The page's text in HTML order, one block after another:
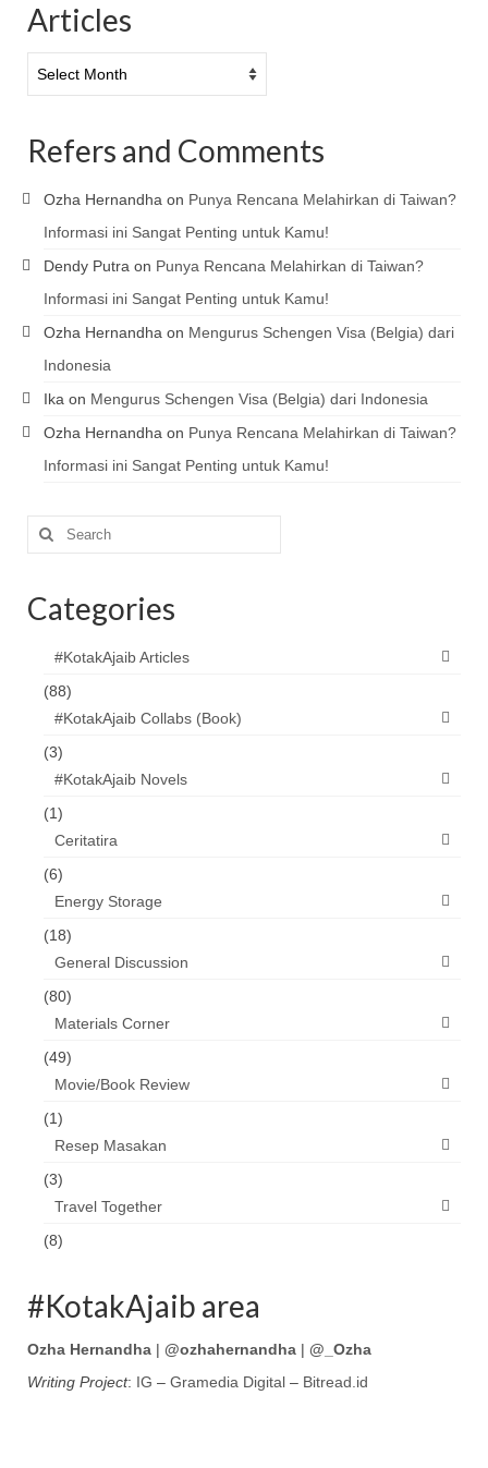
Articles
Refers and Comments
Ozha Hernandha on Punya Rencana Melahirkan di Taiwan?
Informasi ini Sangat Penting untuk Kamu!
Dendy Putra on Punya Rencana Melahirkan di Taiwan?
Informasi ini Sangat Penting untuk Kamu!
Ozha Hernandha on Mengurus Schengen Visa (Belgia) dari
Indonesia
Ika on Mengurus Schengen Visa (Belgia) dari Indonesia
Ozha Hernandha on Punya Rencana Melahirkan di Taiwan?
Informasi ini Sangat Penting untuk Kamu!
Search
for:
Categories
#KotakAjaib Articles
(88)
#KotakAjaib Collabs (Book)
(3)
#KotakAjaib Novels
(1)
Ceritatira
(6)
Energy Storage
(18)
General Discussion
(80)
Materials Corner
(49)
Movie/Book Review
(1)
Resep Masakan
(3)
Travel Together
(8)
#KotakAjaib area
Ozha Hernandha | @ozhahernandha | @_Ozha
Writing Project: IG – Gramedia Digital – Bitread.id